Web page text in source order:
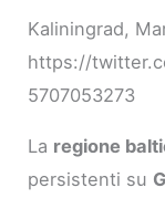
Kaliningrad,
https://
5707053273
La regione
persistenti su